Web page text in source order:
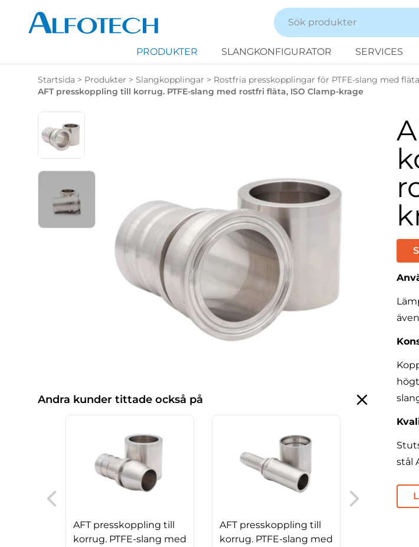
PRODUKTER SLANGKONFIGURATOR SERVICES
Startsida > Produkter > Slangkopplingar > Rostfria presskopplingar för PTFE-slang med
AFT presskoppling till korrug. PTFE-slang med rostfri fläta, ISO Clamp-krage
Andra kunder tittade också på
AFT presskoppling till
korrug. PTFE-slang med
AFT presskoppling till
korrug. PTFE-slang med
stål